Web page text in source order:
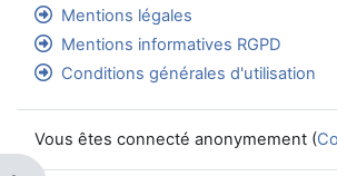
Mentions légales
Mentions informatives RGPD
Conditions générales d'utilisation
Vous êtes connecté anonymement (